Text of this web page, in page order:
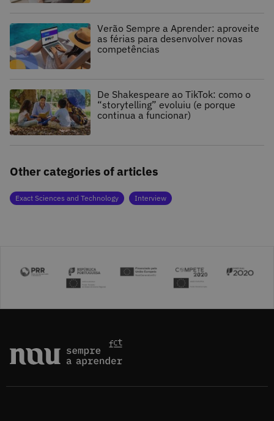
Verão Sempre a Aprender: aproveite
as férias para desenvolver novas
competências
De Shakespeare ao TikTok: como o
“storytelling” evoluiu (e porque
continua a funcionar)
Other categories of articles
Exact Sciences and Technology Interview